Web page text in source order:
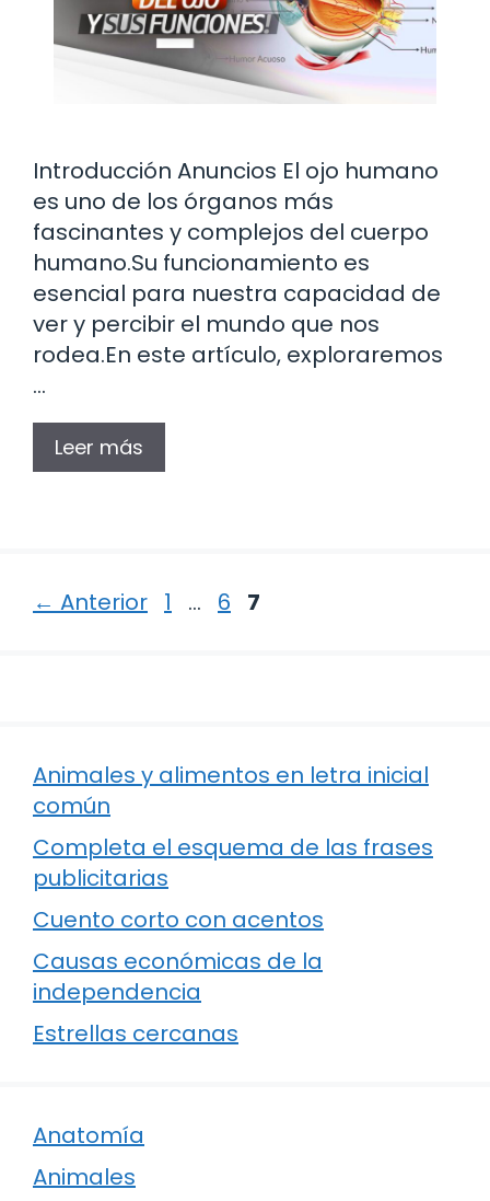
Introducción Anuncios El ojo humano
es uno de los órganos más
fascinantes y complejos del cuerpo
humano.Su funcionamiento es
esencial para nuestra capacidad de
ver y percibir el mundo que nos
rodea.En este artículo, exploraremos
…
Leer más
← Anterior Página
1 … Página
6 Página
7
Animales y alimentos en letra inicial
común
Completa el esquema de las frases
publicitarias
Cuento corto con acentos
Causas económicas de la
independencia
Estrellas cercanas
Anatomía
Animales